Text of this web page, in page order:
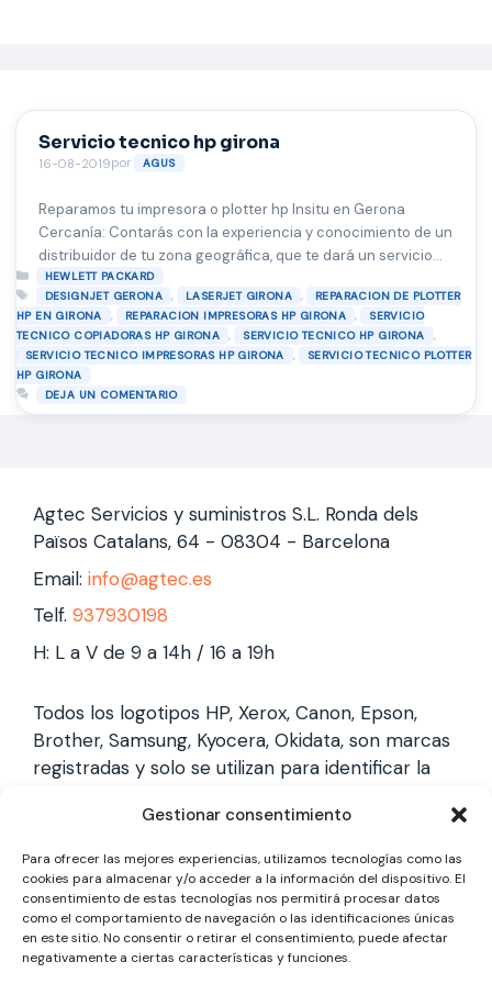
Gestionar consentimiento
Para ofrecer las mejores experiencias, utilizamos tecnologías como las
cookies para almacenar y/o acceder a la información del dispositivo. El
consentimiento de estas tecnologías nos permitirá procesar datos
como el comportamiento de navegación o las identificaciones únicas
en este sitio. No consentir o retirar el consentimiento, puede afectar
negativamente a ciertas características y funciones.
Servicio tecnico hp girona
16-08-2019por AGUS
Reparamos tu impresora o plotter hp Insitu en Gerona
Cercanía: Contarás con la experiencia y conocimiento de un
distribuidor de tu zona geográfica, que te dará un servicio
más personalizado. Calidad: El uso de consumibles
originales de hp garantiza la mejor calidad de impresión y
evita problemas en el funcionamiento de las impresoras.
Flexibilidad: Cualquier empresa …Leer más
Categorías
HEWLETT PACKARD
Etiquetas
DESIGNJET GERONA , LASERJET GIRONA ,
REPARACION DE PLOTTER
HP EN GIRONA
, REPARACION IMPRESORAS HP GIRONA ,
SERVICIO
TECNICO COPIADORAS HP GIRONA
, SERVICIO TECNICO HP GIRONA ,
SERVICIO TECNICO IMPRESORAS HP GIRONA ,
SERVICIO TECNICO PLOTTER
HP GIRONA
DEJA UN COMENTARIO
Agtec Servicios y suministros S.L. Ronda dels
Països Catalans, 64 - 08304 - Barcelona
Email: info@agtec.es
Telf. 937930198
H: L a V de 9 a 14h / 16 a 19h
Todos los logotipos HP, Xerox, Canon, Epson,
Brother, Samsung, Kyocera, Okidata, son marcas
registradas y solo se utilizan para identificar la
marcas, y solo reparamos impresoras laser,
somos un servicio técnico especializado y
totalmente independiente.
Los logotipos y marcas son marcas registradas